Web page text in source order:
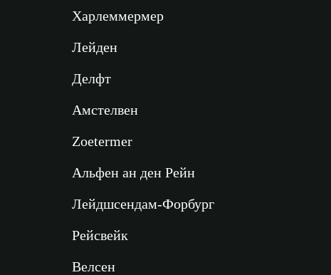
Харлеммермер
Лейден
Делфт
Амстелвен
Zoetermer
Альфен ан ден Рейн
Лейдшсендам-Форбург
Рейсвейк
Велсен